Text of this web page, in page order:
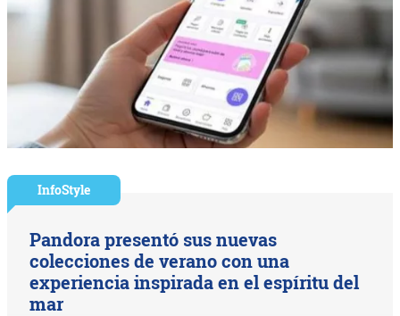
InfoStyle
Pandora presentó sus nuevas
colecciones de verano con una
experiencia inspirada en el espíritu del
mar